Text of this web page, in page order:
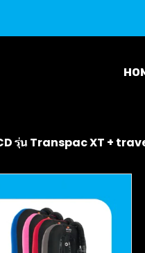
รุ่น Transpac XT +